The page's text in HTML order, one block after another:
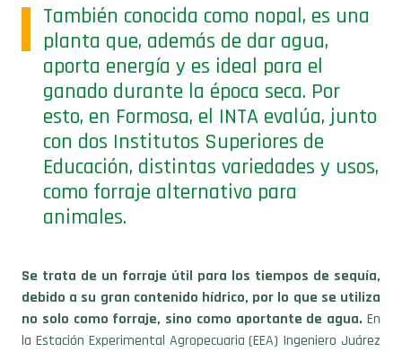
También conocida como nopal, es una
planta que, además de dar agua,
aporta energía y es ideal para el
ganado durante la época seca. Por
esto, en Formosa, el INTA evalúa, junto
con dos Institutos Superiores de
Educación, distintas variedades y usos,
como forraje alternativo para
animales.
Se trata de un forraje útil para los tiempos de sequía,
debido a su gran contenido hídrico, por lo que se utiliza
no solo como forraje, sino como aportante de agua. En
la Estación Experimental Agropecuaria (EEA) Ingeniero Juárez